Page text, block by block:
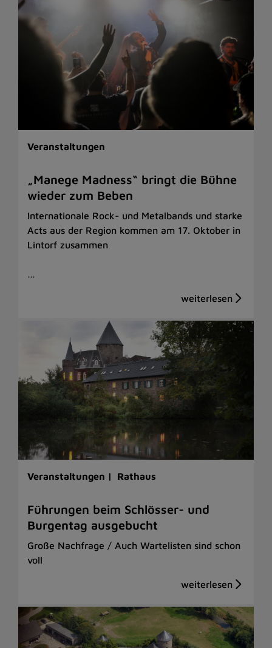
Veranstaltungen
„Manege Madness“ bringt die Bühne
wieder zum Beben
Internationale Rock- und Metalbands und starke
Acts aus der Region kommen am 17. Oktober in
Lintorf zusammen
…
Veranstaltungen | Rathaus
Führungen beim Schlösser- und
Burgentag ausgebucht
Große Nachfrage / Auch Wartelisten sind schon
voll